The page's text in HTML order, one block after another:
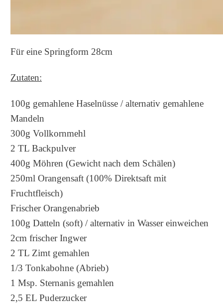
Für eine Springform 28cm
Zutaten:
100g gemahlene Haselnüsse / alternativ gemahlene
Mandeln
300g Vollkornmehl
2 TL Backpulver
400g Möhren (Gewicht nach dem Schälen)
250ml Orangensaft (100% Direktsaft mit
Fruchtfleisch)
Frischer Orangenabrieb
100g Datteln (soft) / alternativ in Wasser einweichen
2cm frischer Ingwer
2 TL Zimt gemahlen
1/3 Tonkabohne (Abrieb)
1 Msp. Sternanis gemahlen
2,5 EL Puderzucker